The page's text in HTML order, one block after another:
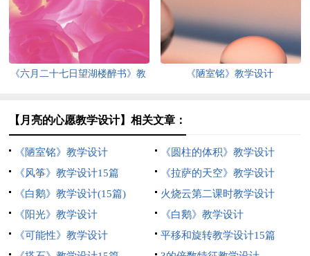
《六月二十七日望湖楼醉书》教
《陋室铭》教学设计
【月亮的心愿教学设计】相关文章：
《陋室铭》教学设计
《圆柱的体积》教学设计
《风筝》教学设计15篇
《拉萨的天空》教学设计
《白鹅》教学设计(15篇)
火烧云第二课时教学设计
《阳光》教学设计
《白鹅》教学设计
《可能性》教学设计
平移和旋转教学设计15篇